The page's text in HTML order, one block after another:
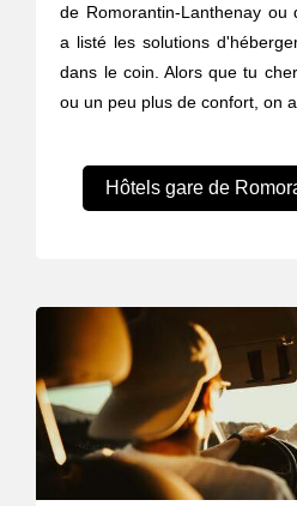
de Romorantin-Lanthenay ou
a listé les solutions
dans le coin. Alors que tu
ou un peu plus de confort, on
Hôtels gare de